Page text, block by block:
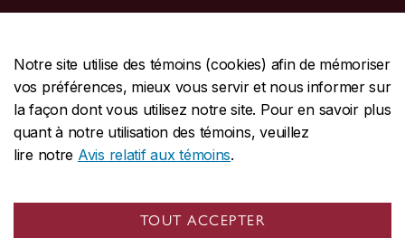
Notre site utilise des témoins (cookies) afin de mémoriser
vos préférences, mieux vous servir et nous informer sur
la façon dont vous utilisez notre site. Pour en savoir plus
quant à notre utilisation des témoins, veuillez
lire notre Avis relatif aux témoins.
TOUT ACCEPTER
CENTRALE514-848-2424
URGENCE514-848-3717
Protection et prévention | Accessibilité | Confidentialité
Conditions d'utilisation | Gérer les témoins
© Université Concordia. Montréal, QC, Canada